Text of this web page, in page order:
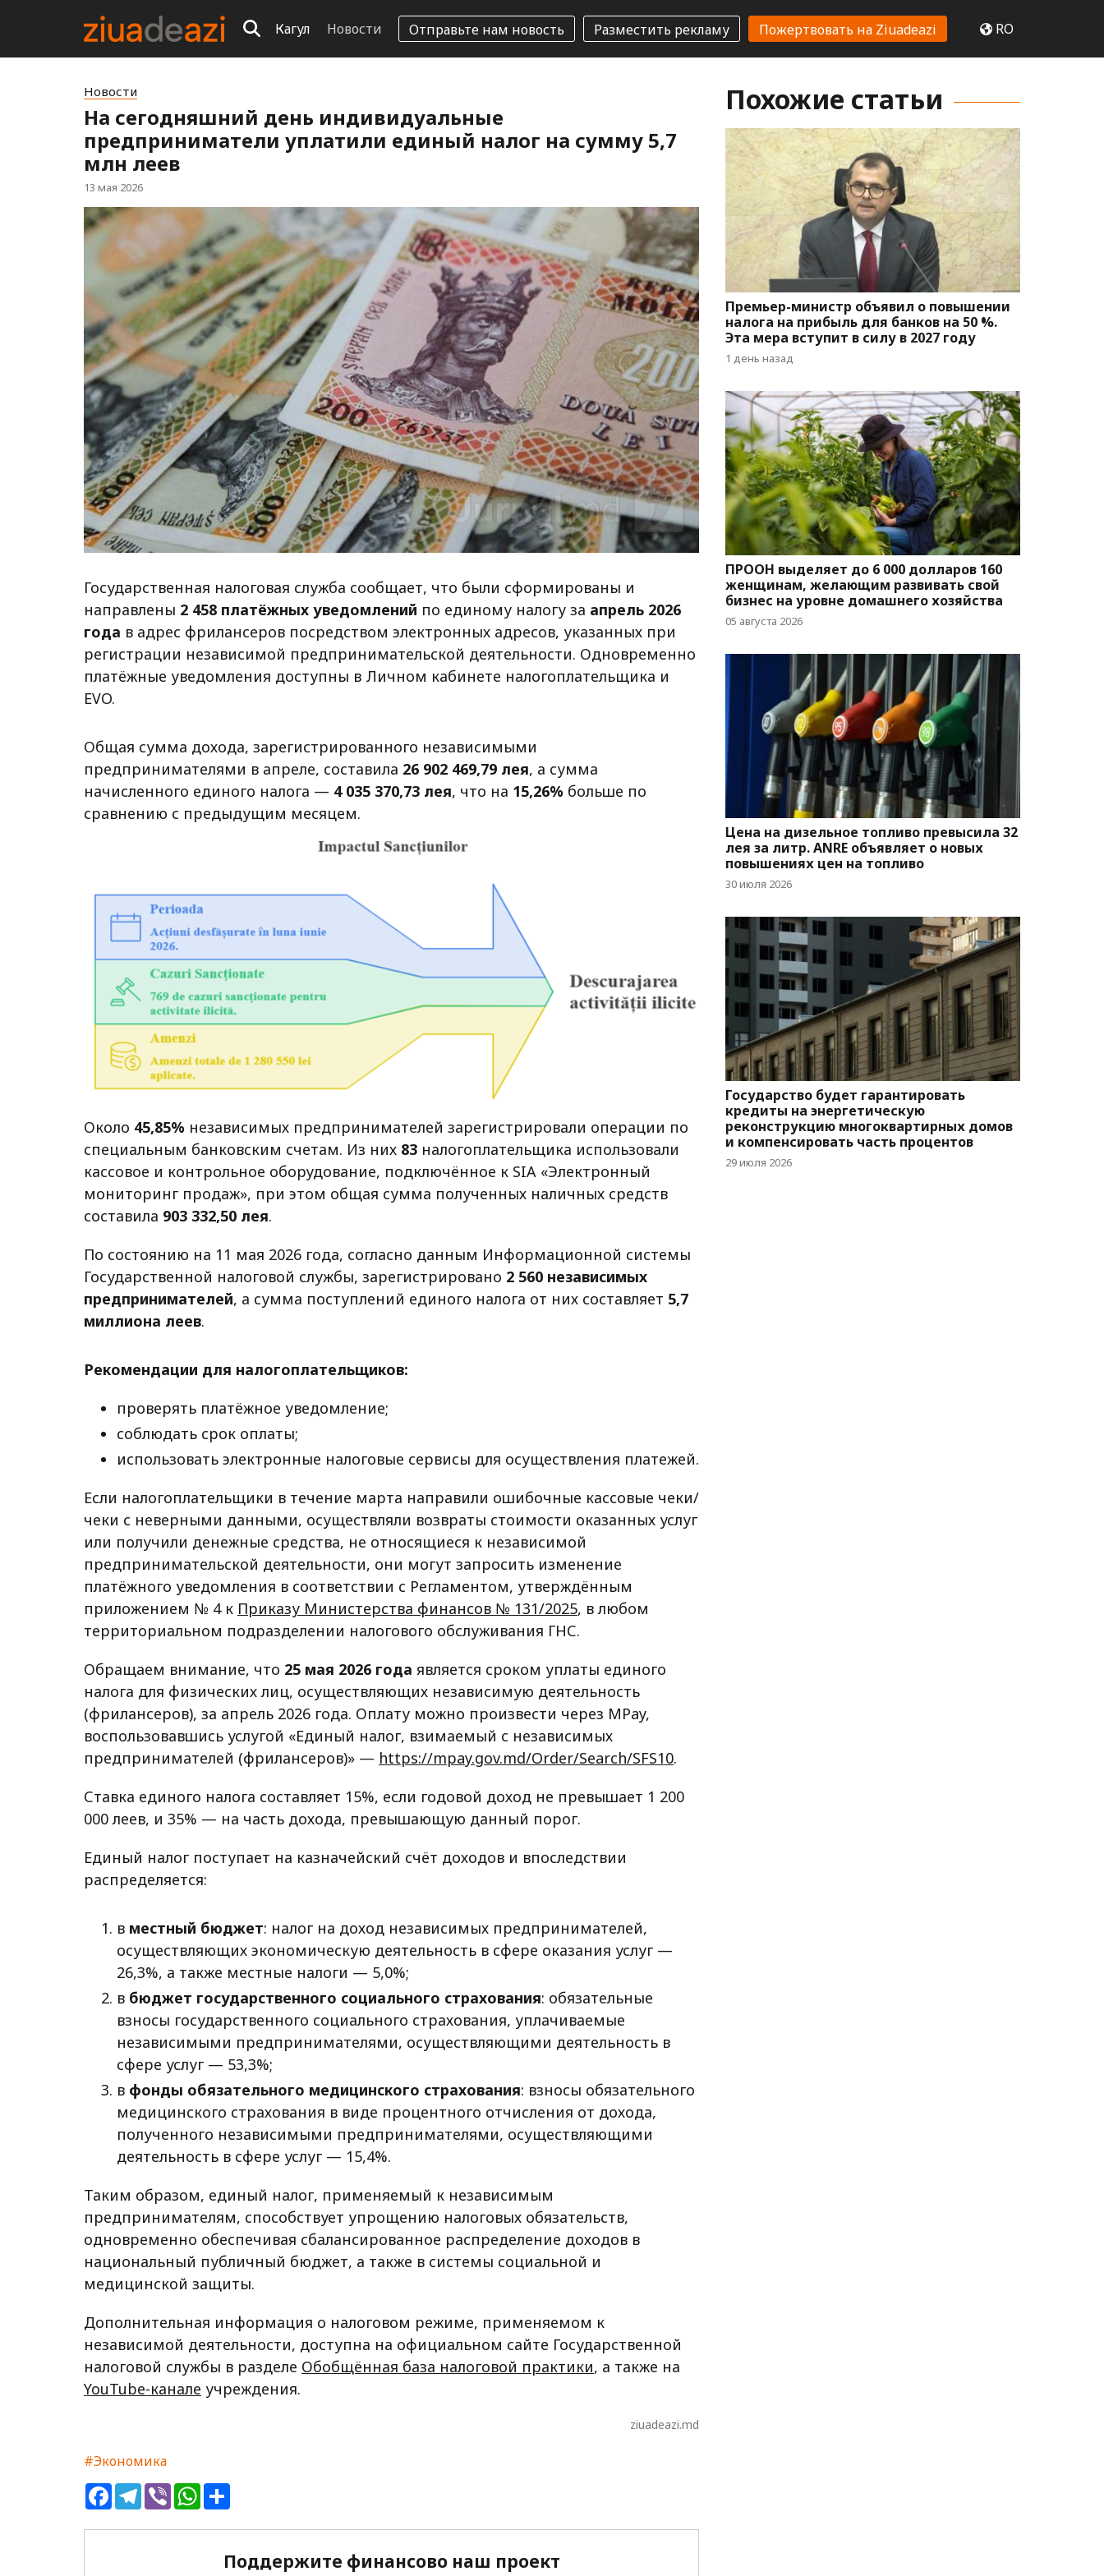
Кагул Новости Отправьте нам новость Разместить рекламу Пожертвовать на Ziuadeazi RO
Новости
На сегодняшний день индивидуальные
предприниматели уплатили единый налог на сумму 5,7
млн леев
13 мая 2026
Государственная налоговая служба сообщает, что были сформированы и
направлены 2 458 платёжных уведомлений по единому налогу за апрель 2026
года в адрес фрилансеров посредством электронных адресов, указанных при
регистрации независимой предпринимательской деятельности. Одновременно
платёжные уведомления доступны в Личном кабинете налогоплательщика и
EVO.
Общая сумма дохода, зарегистрированного независимыми
предпринимателями в апреле, составила 26 902 469,79 лея, а сумма
начисленного единого налога — 4 035 370,73 лея, что на 15,26% больше по
сравнению с предыдущим месяцем.
Около 45,85% независимых предпринимателей зарегистрировали операции по
специальным банковским счетам. Из них 83 налогоплательщика использовали
кассовое и контрольное оборудование, подключённое к SIA «Электронный
мониторинг продаж», при этом общая сумма полученных наличных средств
составила 903 332,50 лея.
По состоянию на 11 мая 2026 года, согласно данным Информационной системы
Государственной налоговой службы, зарегистрировано 2 560 независимых
предпринимателей, а сумма поступлений единого налога от них составляет 5,7
миллиона леев.
Рекомендации для налогоплательщиков:
проверять платёжное уведомление;
соблюдать срок оплаты;
использовать электронные налоговые сервисы для осуществления платежей.
Если налогоплательщики в течение марта направили ошибочные кассовые чеки/
чеки с неверными данными, осуществляли возвраты стоимости оказанных услуг
или получили денежные средства, не относящиеся к независимой
предпринимательской деятельности, они могут запросить изменение
платёжного уведомления в соответствии с Регламентом, утверждённым
приложением № 4 к Приказу Министерства финансов № 131/2025, в любом
территориальном подразделении налогового обслуживания ГНС.
Обращаем внимание, что 25 мая 2026 года является сроком уплаты единого
налога для физических лиц, осуществляющих независимую деятельность
(фрилансеров), за апрель 2026 года. Оплату можно произвести через MPay,
воспользовавшись услугой «Единый налог, взимаемый с независимых
предпринимателей (фрилансеров)» — https://mpay.gov.md/Order/Search/SFS10.
Ставка единого налога составляет 15%, если годовой доход не превышает 1 200
000 леев, и 35% — на часть дохода, превышающую данный порог.
Единый налог поступает на казначейский счёт доходов и впоследствии
распределяется:
в местный бюджет: налог на доход независимых предпринимателей,
осуществляющих экономическую деятельность в сфере оказания услуг —
26,3%, а также местные налоги — 5,0%;
в бюджет государственного социального страхования: обязательные
взносы государственного социального страхования, уплачиваемые
независимыми предпринимателями, осуществляющими деятельность в
сфере услуг — 53,3%;
в фонды обязательного медицинского страхования: взносы обязательного
медицинского страхования в виде процентного отчисления от дохода,
полученного независимыми предпринимателями, осуществляющими
деятельность в сфере услуг — 15,4%.
Таким образом, единый налог, применяемый к независимым
предпринимателям, способствует упрощению налоговых обязательств,
одновременно обеспечивая сбалансированное распределение доходов в
национальный публичный бюджет, а также в системы социальной и
медицинской защиты.
Дополнительная информация о налоговом режиме, применяемом к
независимой деятельности, доступна на официальном сайте Государственной
налоговой службы в разделе Обобщённая база налоговой практики, а также на
YouTube-канале учреждения.
ziuadeazi.md
#Экономика
FacebookTelegram
ViberWhatsApp
Поддержите финансово наш проект
Похожие статьи
Премьер-министр объявил о повышении
налога на прибыль для банков на 50 %.
Эта мера вступит в силу в 2027 году
1 день назад
ПРООН выделяет до 6 000 долларов 160
женщинам, желающим развивать свой
бизнес на уровне домашнего хозяйства
05 августа 2026
Цена на дизельное топливо превысила 32
лея за литр. ANRE объявляет о новых
повышениях цен на топливо
30 июля 2026
Государство будет гарантировать
кредиты на энергетическую
реконструкцию многоквартирных домов
и компенсировать часть процентов
29 июля 2026